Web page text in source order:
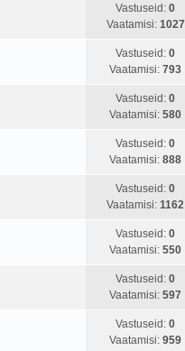
Vastuseid: 0
Vaatamisi: 1027
Vastuseid: 0
Vaatamisi: 793
Vastuseid: 0
Vaatamisi: 580
Vastuseid: 0
Vaatamisi: 888
Vastuseid: 0
Vaatamisi: 1162
Vastuseid: 0
Vaatamisi: 550
Vastuseid: 0
Vaatamisi: 597
Vastuseid: 0
Vaatamisi: 959